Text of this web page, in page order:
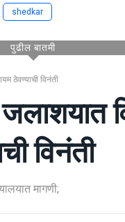
shedkar
पुढील बातमी
ठेवण्याची विनंती
जलाशयात
विनंती
मागणी;